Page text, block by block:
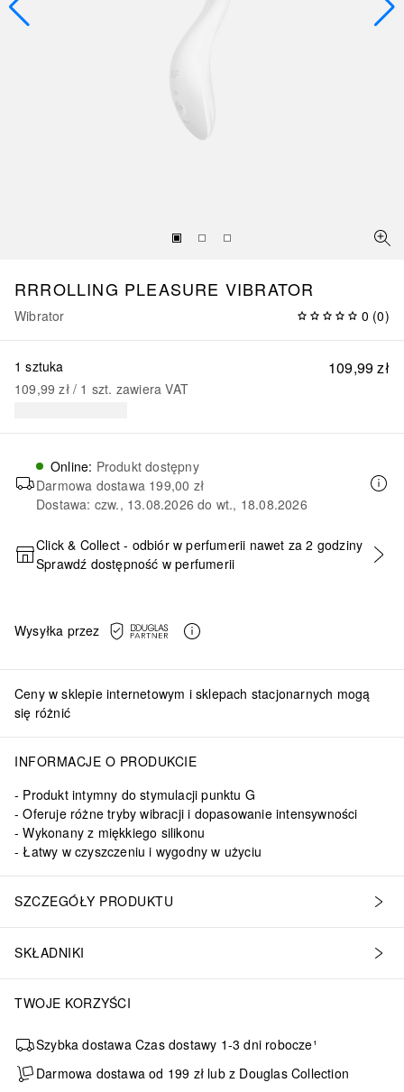
RRROLLING PLEASURE VIBRATOR
Wibrator 0 (0)
109,99 zł
1 sztuka
109,99 zł / 1 szt. zawiera VAT
Online: Produkt dostępny
Darmowa dostawa 199,00 zł
Dostawa: czw., 13.08.2026 do wt., 18.08.2026
DODAJ DO KOSZYKA
Click & Collect - odbiór w perfumerii nawet za 2 godziny
Sprawdź dostępność w perfumerii
Wysyłka przez
Ceny w sklepie internetowym i sklepach stacjonarnych mogą
się różnić
INFORMACJE O PRODUKCIE
Produkt intymny do stymulacji punktu G
Oferuje różne tryby wibracji i dopasowanie intensywności
Wykonany z miękkiego silikonu
Łatwy w czyszczeniu i wygodny w użyciu
SZCZEGÓŁY PRODUKTU
SKŁADNIKI
TWOJE KORZYŚCI
Szybka dostawa Czas dostawy 1-3 dni robocze¹
Darmowa dostawa od 199 zł lub z Douglas Collection